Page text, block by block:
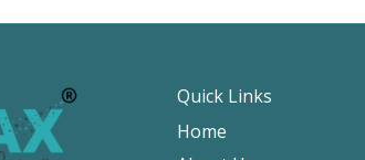
Quick Links
Home